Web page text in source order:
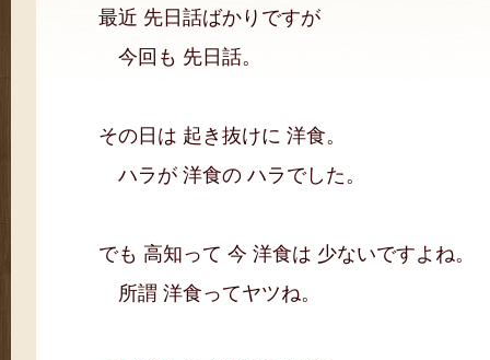
最近 先日話ばかりですが
今回も 先日話。
その日は 起き抜けに 洋食。
ハラが 洋食の ハラでした。
でも 高知って 今 洋食は 少ないですよね。
所謂 洋食ってヤツね。